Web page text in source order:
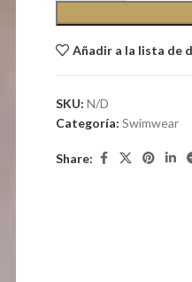
Añadir a la lista de
SKU: N/D
Categoría: Swimwear
Share: